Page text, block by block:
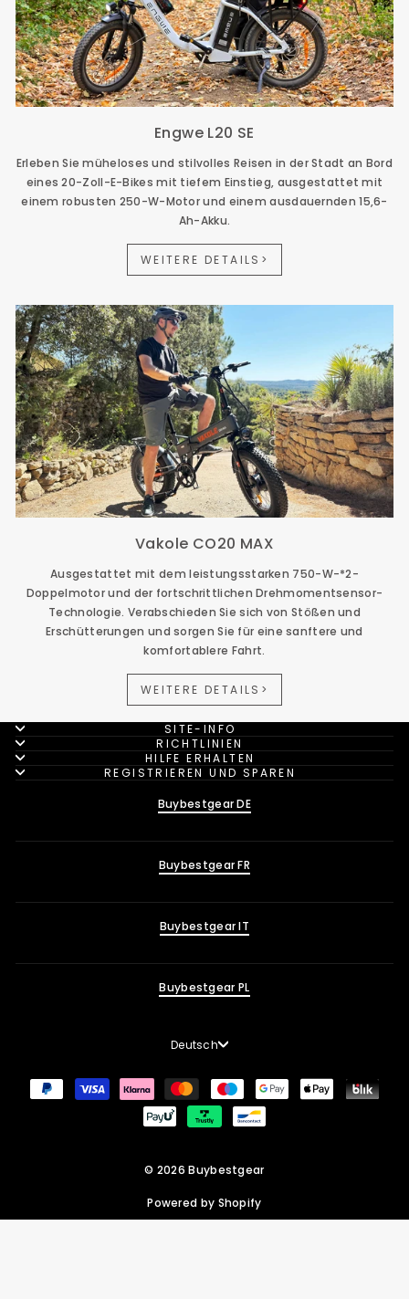
Engwe L20 SE
Erleben Sie müheloses und stilvolles Reisen in der Stadt an Bord
eines 20-Zoll-E-Bikes mit tiefem Einstieg, ausgestattet mit
einem robusten 250-W-Motor und einem ausdauernden 15,6-
Ah-Akku.
WEITERE DETAILS>
Vakole CO20 MAX
Ausgestattet mit dem leistungsstarken 750-W-*2-
Doppelmotor und der fortschrittlichen Drehmomentsensor-
Technologie. Verabschieden Sie sich von Stößen und
Erschütterungen und sorgen Sie für eine sanftere und
komfortablere Fahrt.
WEITERE DETAILS>
SITE-INFO
RICHTLINIEN
HILFE ERHALTEN
REGISTRIEREN UND SPAREN
Buybestgear DE
Buybestgear FR
Buybestgear IT
Buybestgear PL
Sprache
Deutsch
© 2026 Buybestgear
Powered by Shopify